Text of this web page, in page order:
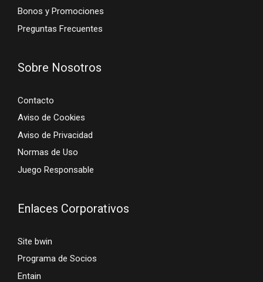
Bonos y Promociones
Preguntas Frecuentes
Sobre Nosotros
Contacto
Aviso de Cookies
Aviso de Privacidad
Normas de Uso
Juego Responsable
Enlaces Corporativos
Site bwin
Programa de Socios
Entain